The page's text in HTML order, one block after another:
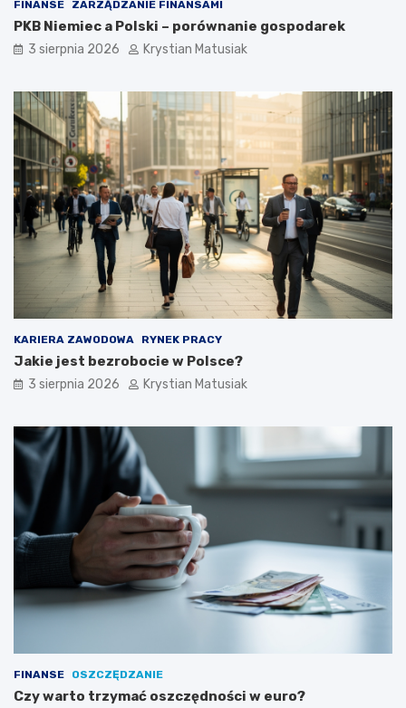
FINANSE ZARZĄDZANIE FINANSAMI
PKB Niemiec a Polski – porównanie gospodarek
3 sierpnia 2026 Krystian Matusiak
KARIERA ZAWODOWA RYNEK PRACY
Jakie jest bezrobocie w Polsce?
3 sierpnia 2026 Krystian Matusiak
FINANSE OSZCZĘDZANIE
Czy warto trzymać oszczędności w euro?